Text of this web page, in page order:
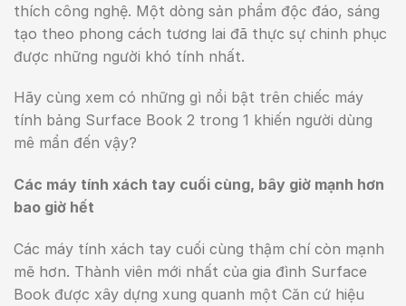
thích công nghệ. Một dòng sản phẩm độc đáo, sáng
tạo theo phong cách tương lai đã thực sự chinh phục
được những người khó tính nhất.
Hãy cùng xem có những gì nổi bật trên chiếc máy
tính bảng Surface Book 2 trong 1 khiến người dùng
mê mẩn đến vậy?
Các máy tính xách tay cuối cùng, bây giờ mạnh hơn
bao giờ hết
Các máy tính xách tay cuối cùng thậm chí còn mạnh
mẽ hơn. Thành viên mới nhất của gia đình Surface
Book được xây dựng xung quanh một Căn cứ hiệu